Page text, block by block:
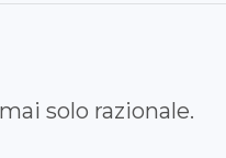
solo razionale.